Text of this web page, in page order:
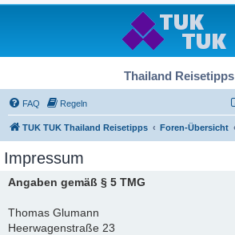
Thailand Reisetipps
FAQ Regeln
TUK TUK Thailand Reisetipps Foren-Übersicht
Impressum
Angaben gemäß § 5 TMG
Thomas Glumann
Heerwagenstraße 23